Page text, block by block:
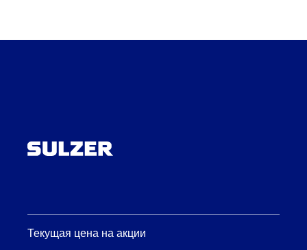
Текущая цена на акции